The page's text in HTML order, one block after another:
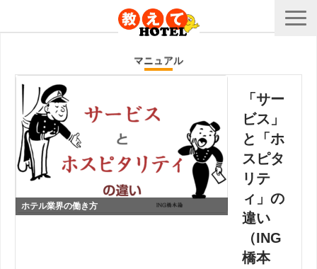
マニュアル
ホテル業界の働き方
「サー
ビス」
と「ホ
スピタ
リテ
ィ」の
違い
（ING
橋本